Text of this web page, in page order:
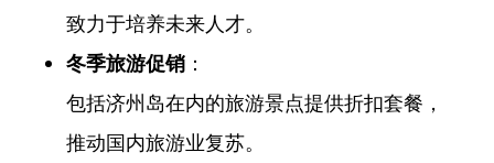
致力于培养未来人才。
冬季旅游促销 ：
包括济州岛在内的旅游景点提供折扣套餐，
推动国内旅游业复苏。